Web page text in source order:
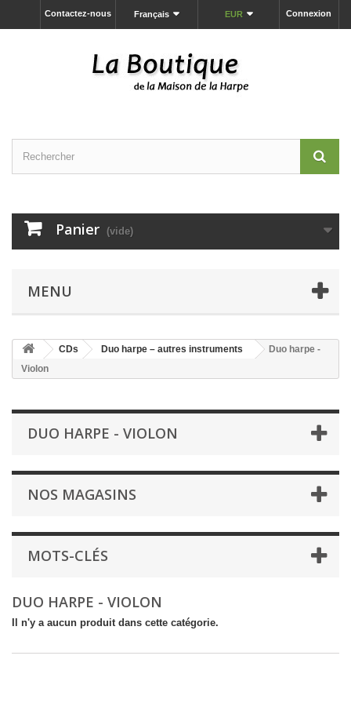
Connexion
EUR
Français
Contactez-nous
Panier (vide)
MENU
CDs Duo harpe – autres instruments
Duo harpe -
Violon
DUO HARPE - VIOLON
NOS MAGASINS
MOTS-CLÉS
DUO HARPE - VIOLON
Il n'y a aucun produit dans cette catégorie.